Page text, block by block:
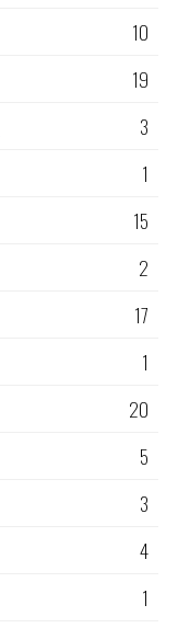
10
19
3
1
15
2
17
1
20
5
3
4
1